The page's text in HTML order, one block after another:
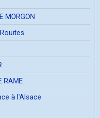
MORGON
RAME
à l'Alsace